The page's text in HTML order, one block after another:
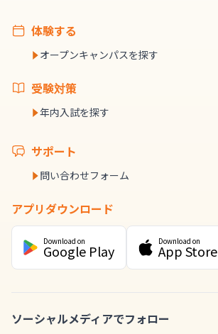
体験する
オープンキャンパスを探す
受験対策
年内入試を探す
サポート
問い合わせフォーム
アプリダウンロード
Download on
Google Play
Download on
App Store
ソーシャルメディアでフォロー